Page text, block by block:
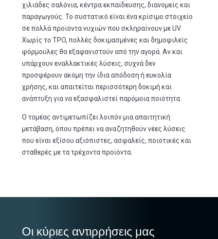
χιλιάδες σαλόνια, κέντρα εκπαίδευσης, διανομείς και
παραγωγούς. Το συστατικό είναι ένα κρίσιμο στοιχείο
σε πολλά προϊόντα νυχιών που σκληραίνουν με UV.
Χωρίς το TPO, πολλές δοκιμασμένες και δημοφιλείς
φόρμουλες θα εξαφανιστούν από την αγορά. Αν και
υπάρχουν εναλλακτικές λύσεις, συχνά δεν
προσφέρουν ακόμη την ίδια απόδοση ή ευκολία
χρήσης, και απαιτείται περισσότερη δοκιμή και
ανάπτυξη για να εξασφαλιστεί παρόμοια ποιότητα.
Ο τομέας αντιμετωπίζει λοιπόν μια απαιτητική
μετάβαση, όπου πρέπει να αναζητηθούν νέες λύσεις
που είναι εξίσου αξιόπιστες, ασφαλείς, ποιοτικές και
σταθερές με τα τρέχοντα προϊόντα.
Οι κύριες αντιρρήσεις μας